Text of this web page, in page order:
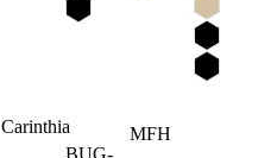
Carinthia
BUG-
MFH